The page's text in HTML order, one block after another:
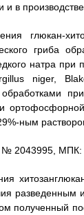
в
глюкан-
гриба
натра
niger,
ным
№ 2043995, МПК:
разведенным
полученный